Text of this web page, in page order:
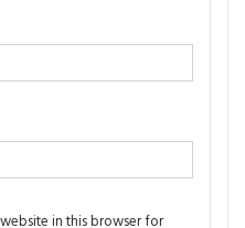
in this browser for